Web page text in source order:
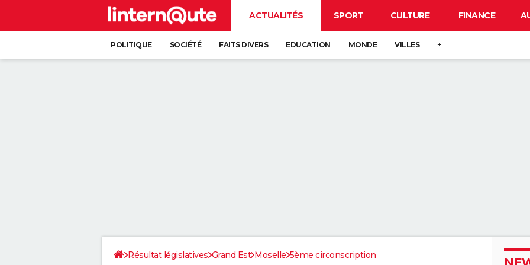
ACTUALITÉS SPORT CULTURE FINANCE
POLITIQUE SOCIÉTÉ FAITS DIVERS EDUCATION MONDE VILLES +
Résultat législatives Grand Est Moselle 5ème circonscription